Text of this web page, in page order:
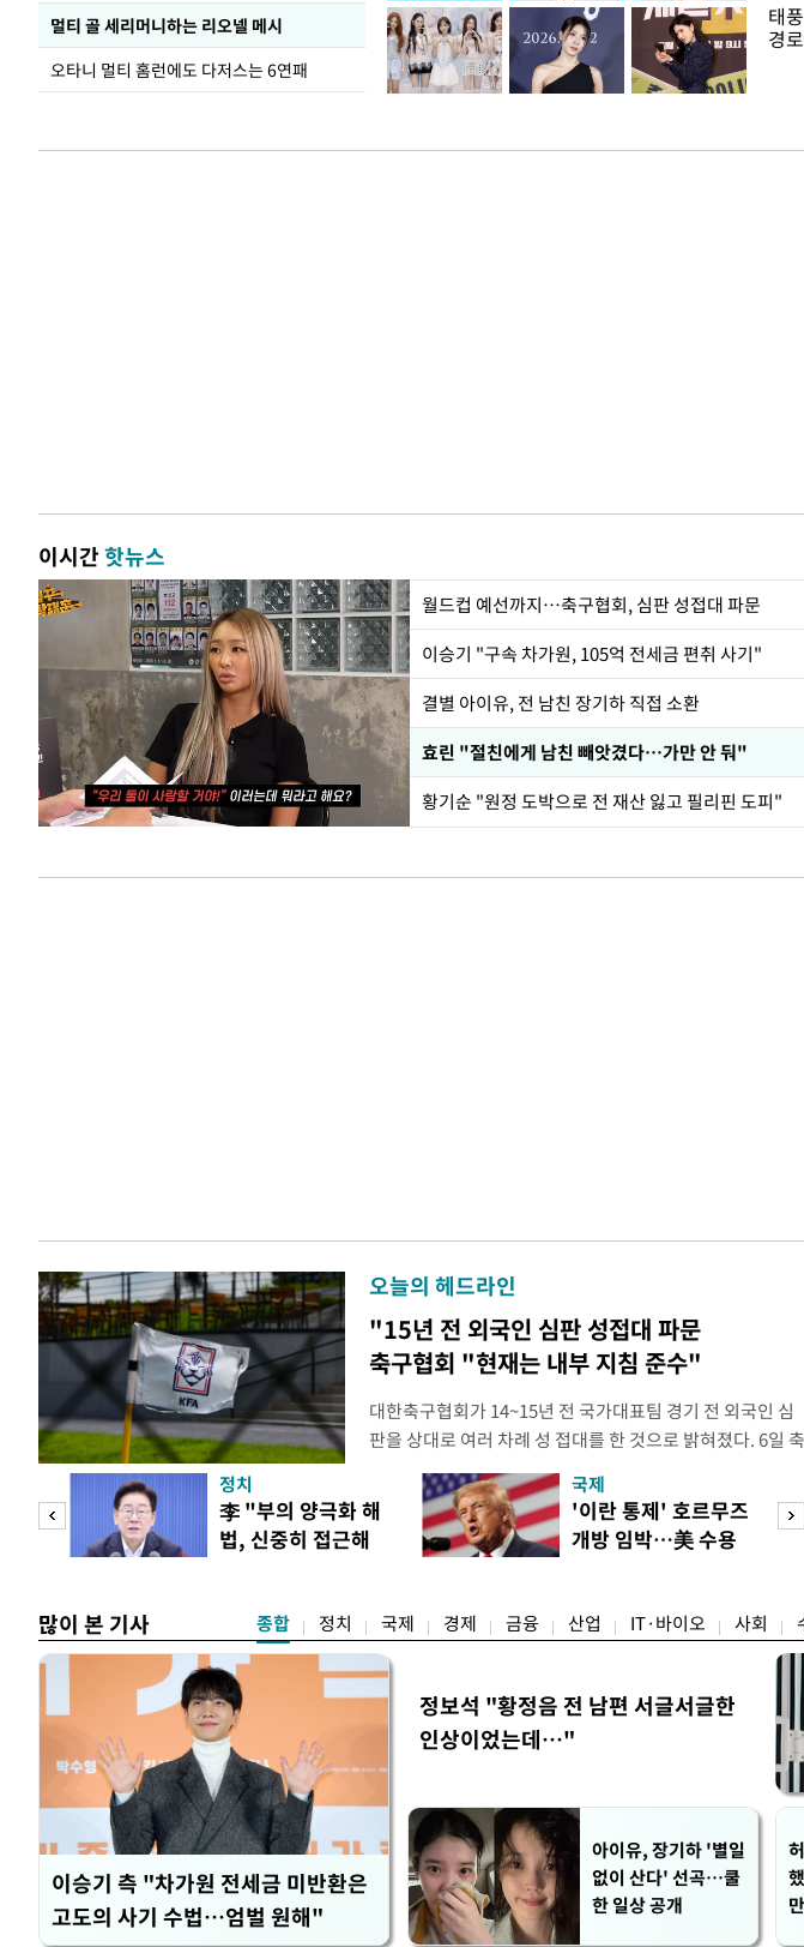
멀티 골 세리머니하는 리오넬 메시
오타니 멀티 홈런에도 다저스는 6연패
태
경로
이시간핫뉴스
월드컵 예선까지…축구협회, 심판 성접대 파문
이승기 "구속 차가원, 105억 전세금 편취 사기"
결별 아이유, 전 남친 장기하 직접 소환
효린 "절친에게 남친 빼앗겼다…가만 안 둬"
황기순 "원정 도박으로 전 재산 잃고 필리핀 도피"
오늘의 헤드라인
"15년 전 외국인 심판 성접대 파문
축구협회 "현재는 내부 지침 준수"
대한축구협회가 14~15년 전 국가대표팀 경기 전 외국인 심
판을 상대로 여러 차례 성 접대를 한 것으로 밝혀졌다. 6일 축
구계에 따르면 국회의 한 의원실은 축구협회가 2011~2012
년 국제심판 10여 명에게 성 접대한 사실을 확인했다. 당시
축구협회는 외국인 심판과 감독관 등 10여 명에게 한 번에
수십만원에서 많게는 100만원이 넘는 돈을 성
정치
李 "부의 양극화 해
법, 신중히 접근해
국제
'이란 통제' 호르무즈
개방 임박…美 수용
많이 본 기사 종합 정치 국제 경제 금융 산업 IT·바이오 사회
이승기 측 "차가원 전세금 미반환은
고도의 사기 수법…엄벌 원해"
정보석 "황정음 전 남편 서글서글한
인상이었는데…"
아이유, 장기하 '별일
없이 산다' 선곡…쿨
한 일상 공개